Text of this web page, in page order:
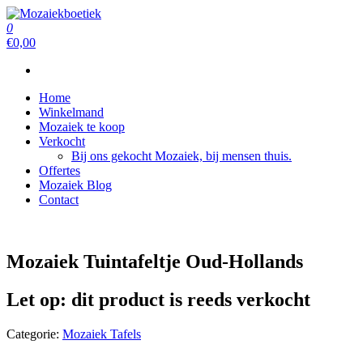
Ga
naar
de
Mozaiekboetiek
Mozaiekboetiek
0
€0,00
Home
Winkelmand
Mozaiek te koop
Verkocht
Bij ons gekocht Mozaiek, bij mensen thuis.
Offertes
Mozaiek Blog
Contact
Mozaiek Tuintafeltje Oud-Hollands
Let op: dit product is reeds verkocht
Categorie: Mozaiek Tafels